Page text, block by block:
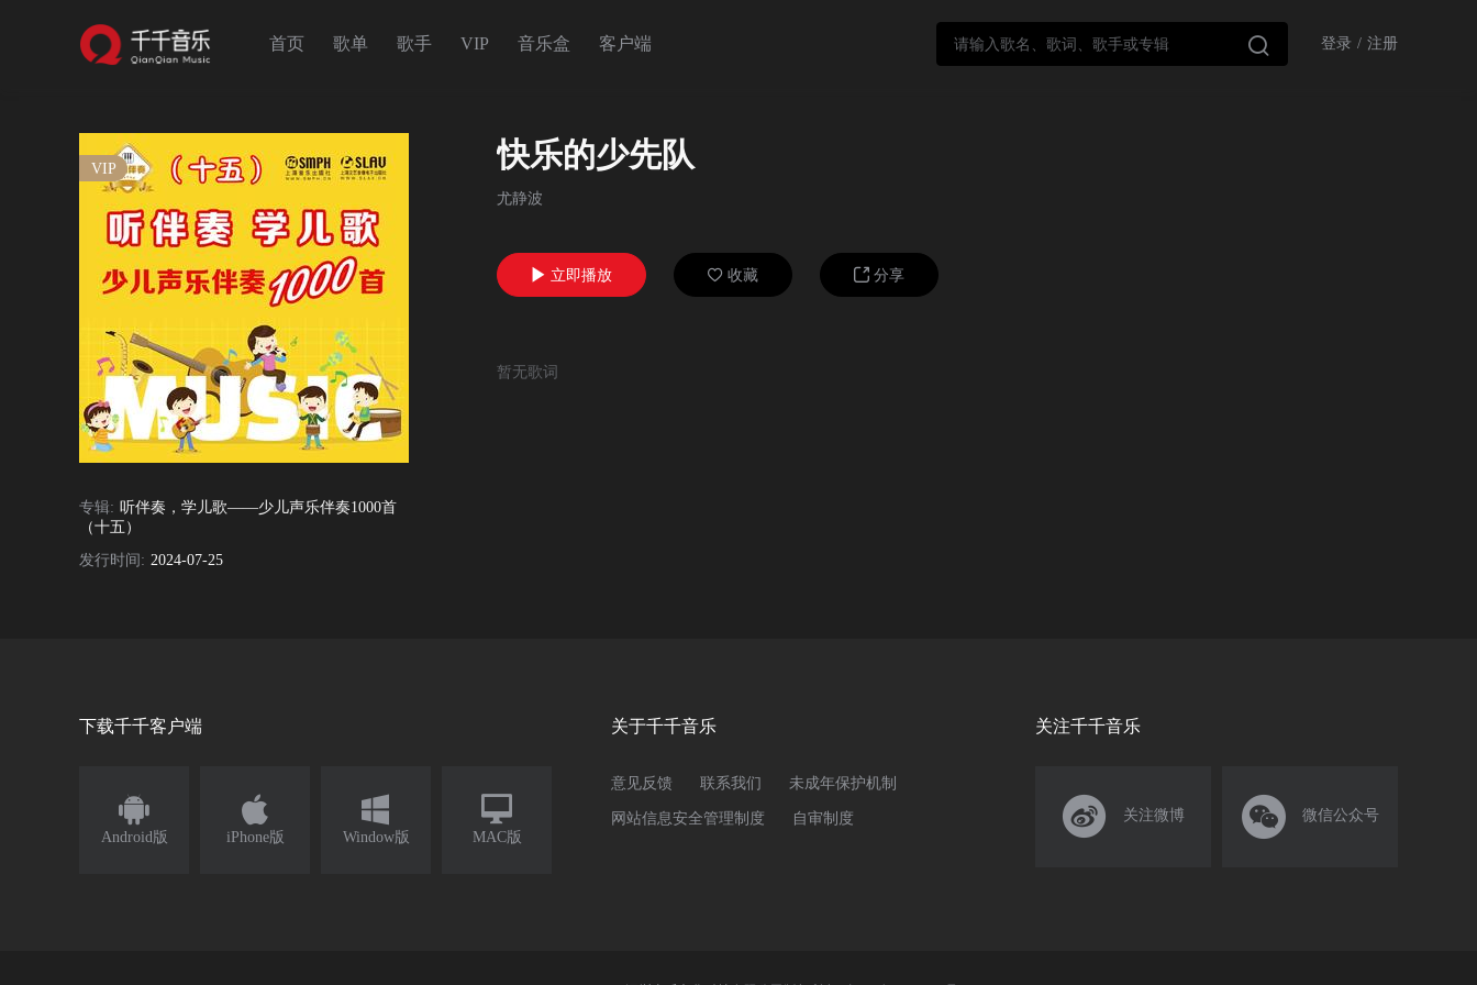
首页 歌单 歌手 VIP 音乐盒 客户端  登录 / 注册
VIP
专辑: 听伴奏，学儿歌——少儿声乐伴奏1000首
（十五）
发行时间: 2024-07-25
快乐的少先队
尤静波
 立即播放  收藏  分享
暂无歌词
下载千千客户端

Android版

iPhone版

Window版

MAC版
关于千千音乐
意见反馈 联系我们 未成年保护机制
网站信息安全管理制度 自审制度
关注千千音乐
 关注微博  微信公众号